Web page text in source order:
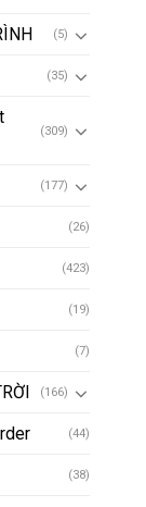
(5)
(35)
(309)
(177)
(26)
(423)
(19)
(7)
(166)
(44)
(38)